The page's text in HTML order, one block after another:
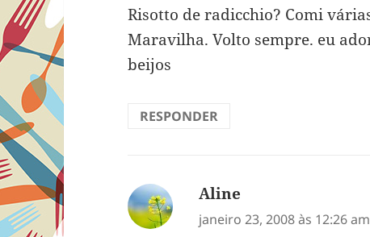
Risotto de radicchio? Comi
Maravilha. Volto sempre. eu
beijos
RESPONDER
Aline
janeiro 23, 2008 às 12:26 am